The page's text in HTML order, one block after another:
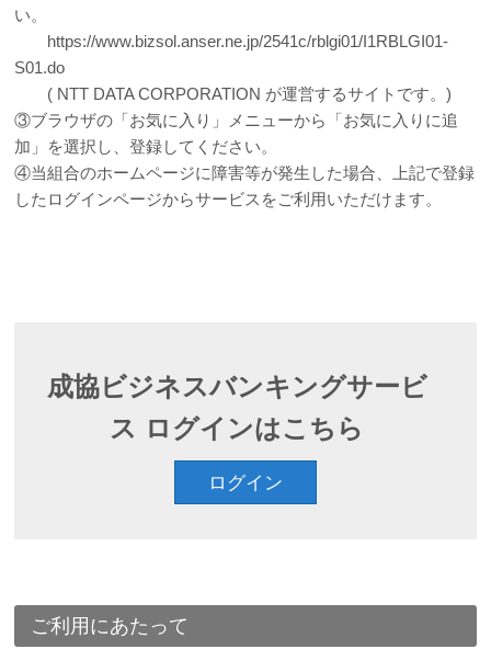
い。
https://www.bizsol.anser.ne.jp/2541c/rblgi01/I1RBLGI01-
S01.do
( NTT DATA CORPORATION が運営するサイトです。)
③ブラウザの「お気に入り」メニューから「お気に入りに追
加」を選択し、登録してください。
④当組合のホームページに障害等が発生した場合、上記で登録
したログインページからサービスをご利用いただけます。
成協ビジネスバンキングサービ
ス ログインはこちら
ログイン
ご利用にあたって